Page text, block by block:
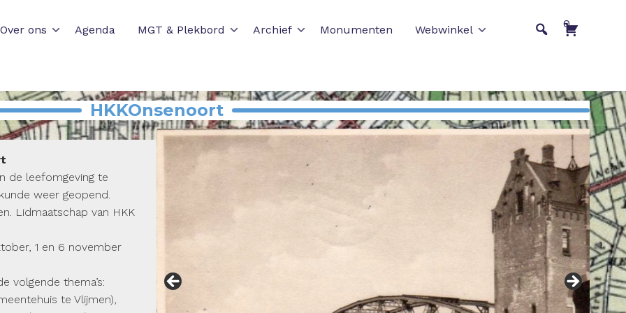
Over ons Agenda MGT & Plekbord Archief Monumenten Webwinkel 0
HKKOnsenoort
de leefomgeving te
weer geopend.
Lidmaatschap van HKK
1 en 6 november
volgende thema’s:
te Vlijmen),